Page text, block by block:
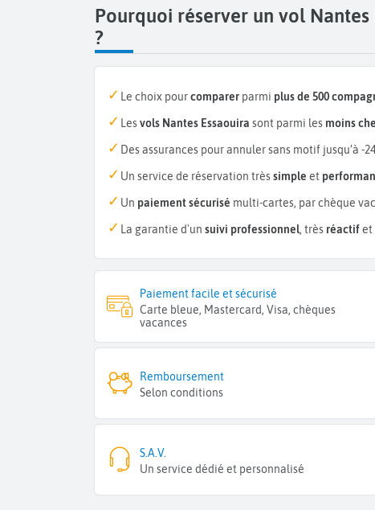
Pourquoi réserver un vol
?
Le choix pourcomparer parmi plus de 500
Lesvols Nantes Essaouira sont parmi les moins
Des assurances pour annuler sans motif jusqu’à -
Un service de réservation trèssimple et
Un paiement sécurisé multi-cartes, par chèque
La garantie d'un suivi professionnel, très réactifet
Paiement facile et sécurisé
Carte bleue, Mastercard, Visa, chèques
vacances
Remboursement
Selon conditions
S.A.V.
Un service dédié et personnalisé